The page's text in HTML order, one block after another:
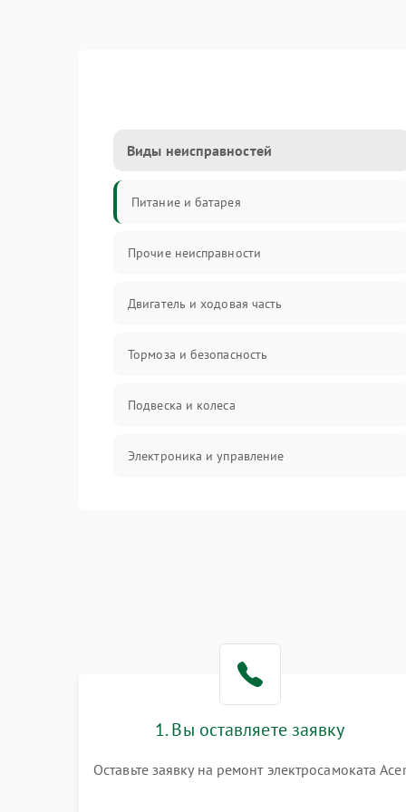
Виды неисправностей
Питание и батарея
Прочие неисправности
Двигатель и ходовая часть
Тормоза и безопасность
Подвеска и колеса
Электроника и управление
Механические повреждения
1. Вы оставляете заявку
Оставьте заявку на ремонт электросамоката Acer